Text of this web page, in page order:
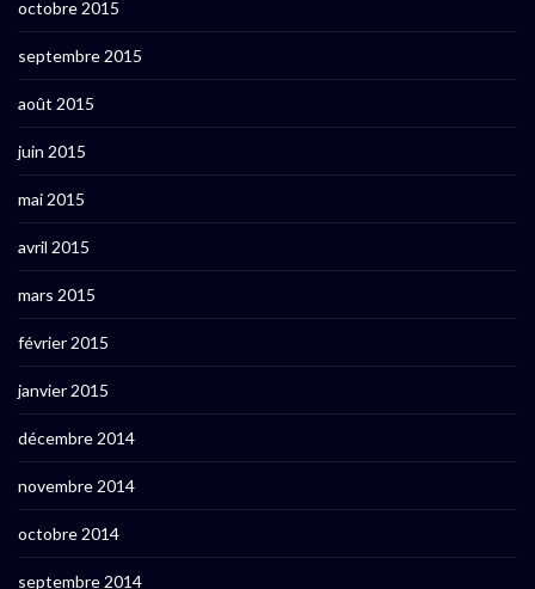
octobre 2015
septembre 2015
août 2015
juin 2015
mai 2015
avril 2015
mars 2015
février 2015
janvier 2015
décembre 2014
novembre 2014
octobre 2014
septembre 2014